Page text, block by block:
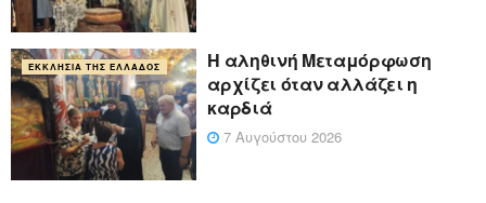
ΕΚΚΛΗΣΊΑ ΤΗΣ ΕΛΛΆΔΟΣ
Η αληθινή Μεταμόρφωση
αρχίζει όταν αλλάζει η
καρδιά
7 Αυγούστου 2026